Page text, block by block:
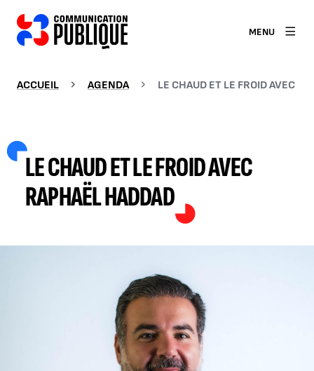
MENU
ACCUEIL AGENDA LE CHAUD ET LE FROID AVEC
LE CHAUD ET LE FROID AVEC
RAPHAËL HADDAD